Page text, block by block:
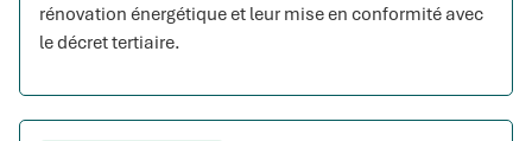
rénovation énergétique et leur mise en conformité avec
le décret tertiaire.